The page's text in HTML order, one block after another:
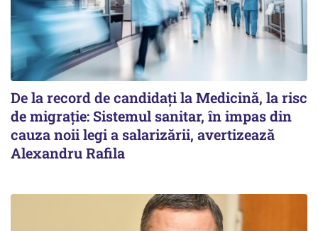
De la record de candidați la Medicină, la risc
de migrație: Sistemul sanitar, în impas din
cauza noii legi a salarizării, avertizează
Alexandru Rafila